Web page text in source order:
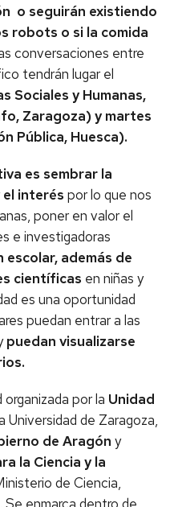
o seguirán existiendo
robots o si la comida
conversaciones entre
tendrán lugar el
Sociales y Humanas,
Zaragoza) y martes
Pública, Huesca).
es sembrar la
el interés por lo que nos
poner en valor el
e investigadoras
además de
científicas en niñas y
es una oportunidad
puedan entrar a las
puedan visualizarse
por la Unidad
Universidad de Zaragoza,
de Aragón y
la Ciencia y la
de Ciencia,